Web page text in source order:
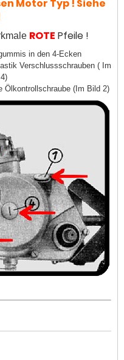
Motor Typ ! Siehe
ROTE Pfeile !
in den 4-Ecken
Verschlussschrauben ( Im
Ölkontrollschraube (Im Bild 2)